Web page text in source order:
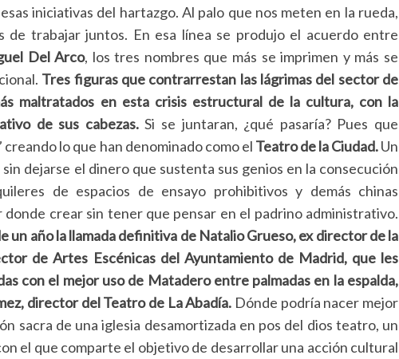
iniciativas del hartazgo. Al palo que nos meten en la rueda,
de trabajar juntos. En esa línea se produjo el acuerdo entre
Del Arco, los tres nombres que más se imprimen y más se
Tres figuras que contrarrestan las lágrimas del sector de
maltratados en esta crisis estructural de la cultura, con la
de sus cabezas.Si se juntaran, ¿qué pasaría? Pues que
lo que han denominado como el Teatro de la Ciudad.Un
dejarse el dinero que sustenta sus genios en la consecución
de espacios de ensayo prohibitivos y demás chinas
crear sin tener que pensar en el padrino administrativo.
un año la llamada definitiva de Natalio Grueso, ex director de la
de Artes Escénicas del Ayuntamiento de Madrid, que les
con el mejor uso de Matadero entre palmadas en la espalda,
director del Teatro de La Abadía. Dónde podría nacer mejor
sacra de una iglesia desamortizada en pos del dios teatro, un
el que comparte el objetivo de desarrollar una acción cultural